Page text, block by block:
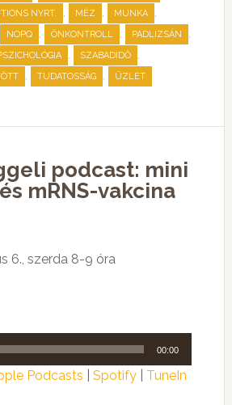
NYRT. , MÉZ , MUNKA ,
NOPQ , ÖNKONTROLL , PADLIZSÁN ,
, SZABADIDŐ ,
, TUDATOSSÁG , ÜZLET
podcast: mini
mRNS-vakcina
6., szerda 8-9 óra
00:00
Podcasts Spotify| TuneIn